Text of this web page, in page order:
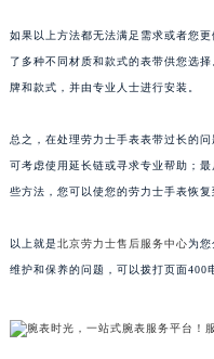
如果以上方法都无法满足需求或者您
了多种不同材质和款式的表带供您选
牌和款式，并由专业人士进行安装。
总之，在处理劳力士手表表带过长的
可考虑使用延长链或寻求专业帮助；
些方法，您可以使您的劳力士手表恢
以上就是北京劳力士售后服务中心为
维护和保养的问题，可以拨打页面400